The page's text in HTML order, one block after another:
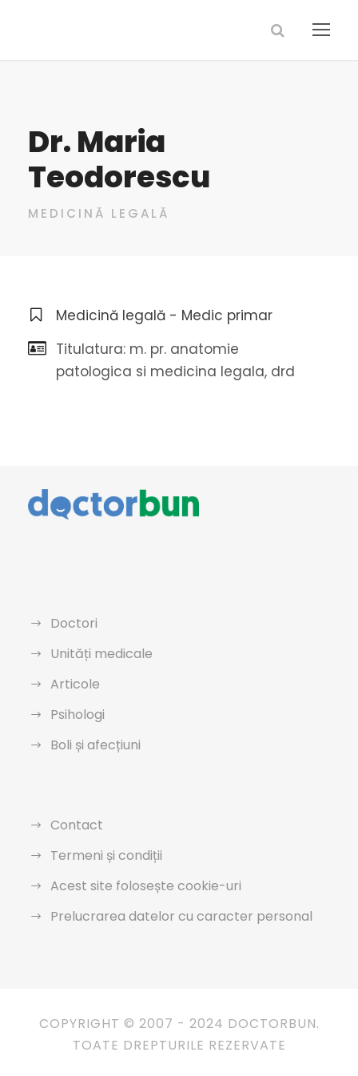
Dr. Maria
Teodorescu
MEDICINĂ LEGALĂ
Medicină legală - Medic primar
Titulatura: m. pr. anatomie
patologica si medicina legala, drd
Doctori
Unități medicale
Articole
Psihologi
Boli și afecțiuni
Contact
Termeni și condiții
Acest site folosește cookie-uri
Prelucrarea datelor cu caracter personal
COPYRIGHT © 2007 - 2024 DOCTORBUN.
TOATE DREPTURILE REZERVATE